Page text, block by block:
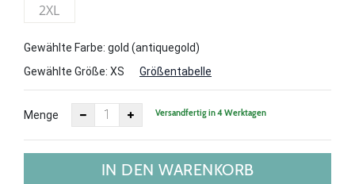
2XL
Gewählte Farbe: gold (antiquegold)
Gewählte Größe: XS Größentabelle
Menge Versandfertig in 4 Werktagen
IN DEN WARENKORB